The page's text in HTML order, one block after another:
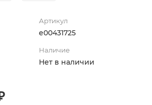
Артикул
e00431725
Наличие
Нет в наличии